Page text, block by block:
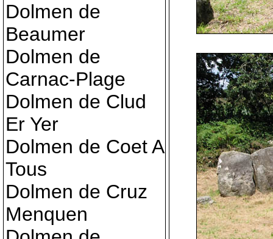
Dolmen de
Beaumer
Dolmen de
Carnac-Plage
Dolmen de Clud
Er Yer
Dolmen de Coet A
Tous
Dolmen de Cruz
Menquen